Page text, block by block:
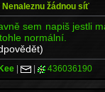
Nenaleznu žádnou síť
sem napiš jestli
normální.
| | 436036190